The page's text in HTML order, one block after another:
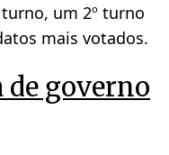
um 2º turno
mais votados.
de governo